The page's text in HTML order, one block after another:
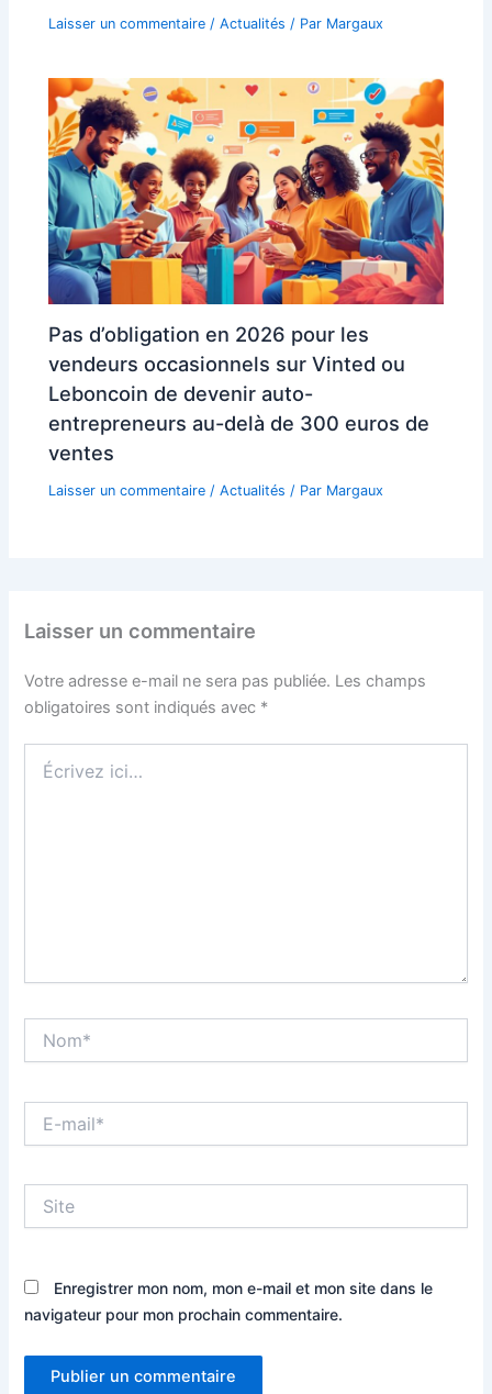
Laisser un commentaire /Actualités / Par Margaux
Pas d’obligation en 2026 pour les
vendeurs occasionnels sur Vinted ou
Leboncoin de devenir auto-
entrepreneurs au-delà de 300 euros de
ventes
Laisser un commentaire /Actualités / Par Margaux
Laisser un commentaire
Votre adresse e-mail ne sera pas publiée. Les champs
obligatoires sont indiqués avec *
ici…
mail*
Enregistrer mon nom, mon e-mail et mon site dans le
navigateur pour mon prochain commentaire.